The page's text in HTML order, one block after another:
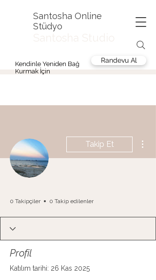
Santosha Online
Stüdyo
Kendinle Yeniden Bağ
Kurmak İçin
Randevu Al
Takip Et
0 Takipçiler 0 Takip edilenler
Profil
Katılım tarihi: 26 Kas 2025